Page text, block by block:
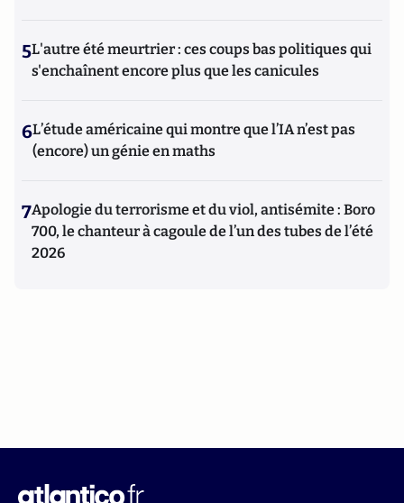
5L'autre été meurtrier : ces coups bas politiques qui
s'enchaînent encore plus que les canicules
6L’étude américaine qui montre que l’IA n’est pas
(encore) un génie en maths
7Apologie du terrorisme et du viol, antisémite : Boro
700, le chanteur à cagoule de l’un des tubes de l’été
2026